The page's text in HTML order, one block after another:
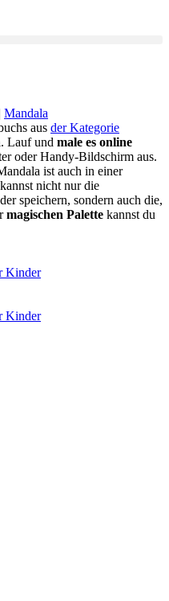
Mandala
aus der Kategorie
. Lauf und male es online
oder Handy-Bildschirm aus.
ist auch in einer
nicht nur die
speichern, sondern auch die,
magischen Palette kannst du